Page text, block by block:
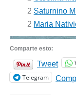
2 Saturnino
2 Maria
Comparte esto:
Tweet
Telegram